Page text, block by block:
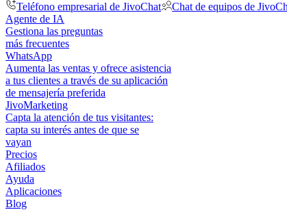
Teléfono empresarial de JivoChat
Chat de equipos de
Agente de IA
Gestiona las preguntas
más frecuentes
WhatsApp
Aumenta las ventas y ofrece asistencia
a tus clientes a través de su aplicación
de mensajería preferida
JivoMarketing
Capta la atención de tus visitantes:
capta su interés antes de que se
vayan
Precios
Afiliados
Ayuda
Aplicaciones
Blog